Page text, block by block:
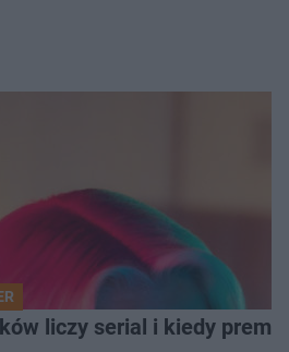
liczy serial i kiedy